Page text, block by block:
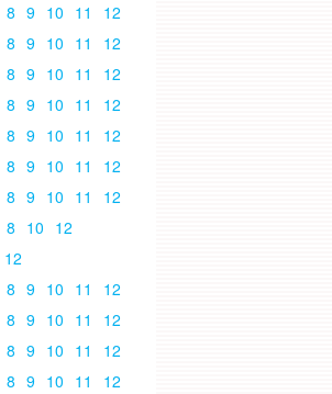
8 9 10 11
12
8 9 10 11
12
8 9 10 11
12
8 9 10 11
12
8 9 10 11
12
8 9 10 11
12
8 9 10 11
12
8 10 12
12
8 9 10 11
12
8 9 10 11
12
8 9 10 11
12
8 9 10 11
12